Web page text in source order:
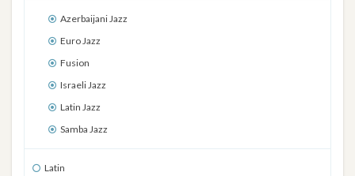
Azerbaijani Jazz
Euro Jazz
Fusion
Israeli Jazz
Latin Jazz
Samba Jazz
Latin